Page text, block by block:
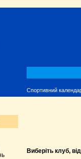
Спортивний
Виберіть клуб,